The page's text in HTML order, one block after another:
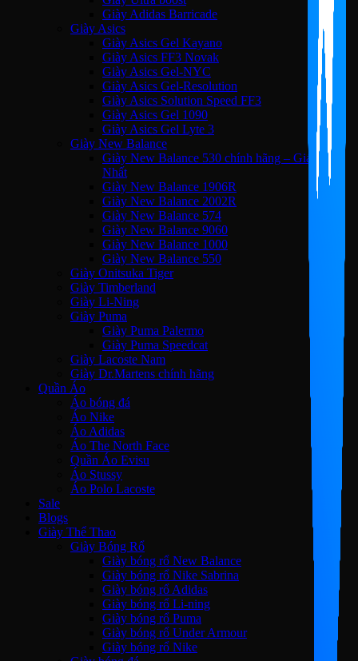
Giày Adidas Barricade
Giày Asics
Giày Asics Gel Kayano
Giày Asics FF3 Novak
Giày Asics Gel-NYC
Giày Asics Gel-Resolution
Giày Asics Solution Speed FF3
Giày Asics Gel 1090
Giày Asics Gel Lyte 3
Giày New Balance
Giày New Balance 530 chính hãng – Giá Tốt
Nhất
Giày New Balance 1906R
Giày New Balance 2002R
Giày New Balance 574
Giày New Balance 9060
Giày New Balance 1000
Giày New Balance 550
Giày Onitsuka Tiger
Giày Timberland
Giày Li-Ning
Giày Puma
Giày Puma Palermo
Giày Puma Speedcat
Giày Lacoste Nam
Giày Dr.Martens chính hãng
Quần Áo
Áo bóng đá
Áo Nike
Áo Adidas
Áo The North Face
Quần Áo Evisu
Áo Stussy
Áo Polo Lacoste
Sale
Blogs
Giày Thể Thao
Giày Bóng Rổ
Giày bóng rổ New Balance
Giày bóng rổ Nike Sabrina
Giày bóng rổ Adidas
Giày bóng rổ Li-ning
Giày bóng rổ Puma
Giày bóng rổ Under Armour
Giày bóng rổ Nike